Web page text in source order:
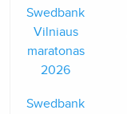
Swedbank
Vilniaus
maratonas
2026
Swedbank